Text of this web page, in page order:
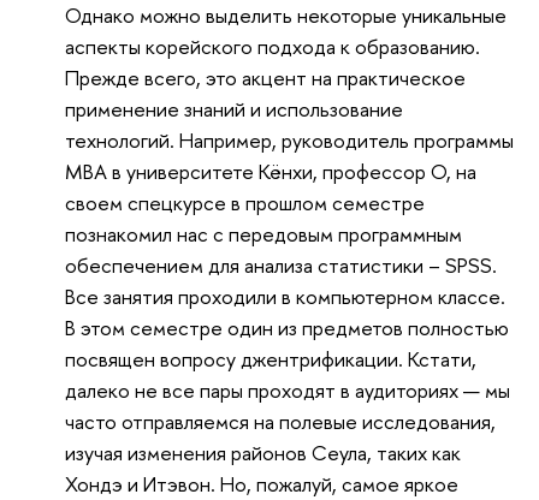
Однако можно выделить некоторые уникальные
аспекты корейского подхода к образованию.
Прежде всего, это акцент на практическое
применение знаний и использование
технологий. Например, руководитель программы
MBA в университете Кёнхи, профессор О, на
своем спецкурсе в прошлом семестре
познакомил нас с передовым программным
обеспечением для анализа статистики – SPSS.
Все занятия проходили в компьютерном классе.
В этом семестре один из предметов полностью
посвящен вопросу джентрификации. Кстати,
далеко не все пары проходят в аудиториях — мы
часто отправляемся на полевые исследования,
изучая изменения районов Сеула, таких как
Хондэ и Итэвон. Но, пожалуй, самое яркое